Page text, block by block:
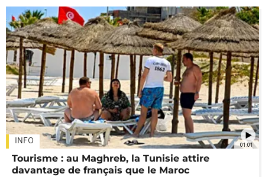
01:01
INFO
Tourisme : au Maghreb, la Tunisie attire
davantage de français que le Maroc